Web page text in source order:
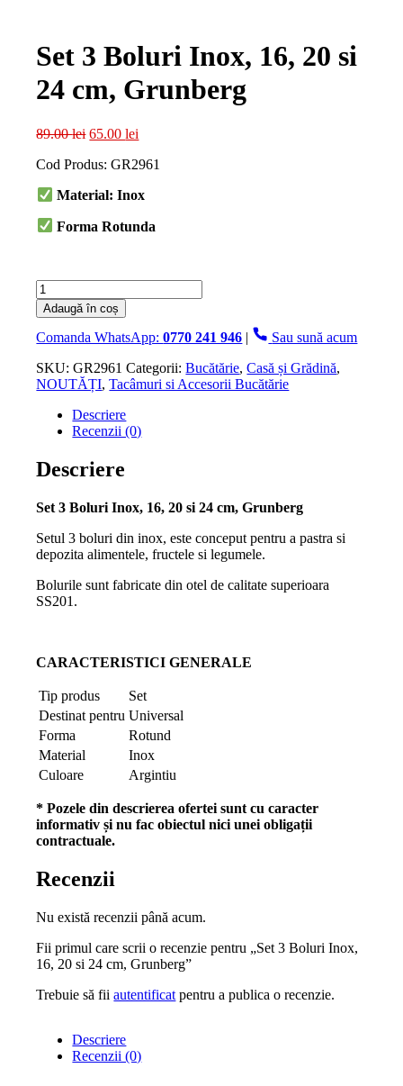
Set 3 Boluri Inox, 16, 20 si
24 cm, Grunberg
89.00lei Prețul
a
89.00 lei.
65.00lei
este:
Cod Produs: GR2961
Material: Inox
Forma Rotunda
Cantitate
Set
3
Boluri
16,
20
Adaugă în coș
Comanda WhatsApp:0770 241 946 |
Sau sună acum
SKU:GR2961 Categorii:Bucătărie,Casă și Grădină,
NOUTĂȚI,Tacâmuri si Accesorii Bucătărie
Descriere
Recenzii (0)
Descriere
Set 3 Boluri Inox, 16, 20 si 24 cm, Grunberg
Setul 3 boluri din inox, este conceput pentru a pastra si
depozita alimentele, fructele si legumele.
Bolurile sunt fabricate din otel de calitate superioara
SS201.
CARACTERISTICI GENERALE
Tip produs
Set
Destinat pentru Universal
Forma
Rotund
Material
Inox
Culoare
Argintiu
* Pozele din descrierea ofertei sunt cu caracter
informativ și nu fac obiectul nici unei obligații
contractuale.
Recenzii
Nu există recenzii până acum.
Fii primul care scrii o recenzie pentru „Set 3 Boluri Inox,
16, 20 si 24 cm, Grunberg”
Trebuie să fiiautentificat pentru a publica o recenzie.
Descriere
Recenzii (0)